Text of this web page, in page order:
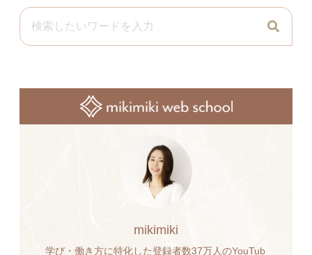
mikimiki
学び・働き方に特化した登録者数37万人のYouTub